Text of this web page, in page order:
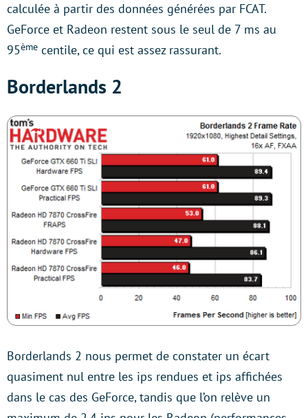
calculée à partir des données générées par FCAT.
GeForce et Radeon restent sous le seul de 7 ms au
95ème centile, ce qui est assez rassurant.
Borderlands 2
Borderlands 2 nous permet de constater un écart
quasiment nul entre les ips rendues et ips affichées
dans le cas des GeForce, tandis que l’on relève un